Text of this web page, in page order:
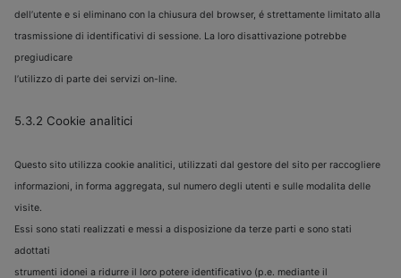
dell’utente e si eliminano con la chiusura del browser, é strettamente limitato alla
trasmissione di identificativi di sessione. La loro disattivazione potrebbe
pregiudicare
l’utilizzo di parte dei servizi on-line.
5.3.2 Cookie analitici
Questo sito utilizza cookie analitici, utilizzati dal gestore del sito per raccogliere
informazioni, in forma aggregata, sul numero degli utenti e sulle modalita delle
visite.
Essi sono stati realizzati e messi a disposizione da terze parti e sono stati
adottati
strumenti idonei a ridurre il loro potere identificativo (p.e. mediante il